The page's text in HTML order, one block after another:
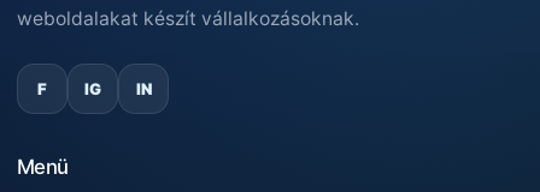
weboldalakat készít vállalkozásoknak.
F IG IN
Menü